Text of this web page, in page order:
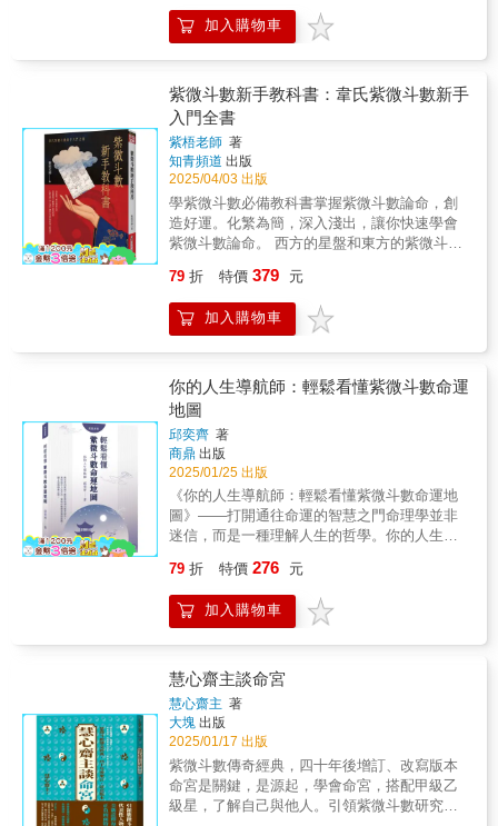
位、四化與能量場，帶你重新認識──原來命盤
不是命，而是一場靈魂的對話劇場。 你會學會
成為別人眼中的成功，而是回到你自己，然後
由你創造出與世界的全新連結。 適合每一位渴
望穩定、想更懂自己、並願意在現實中溫柔覺
醒的人。讀完這本書，你不一定變得更會算
命，但你會更有力量，好好活出屬於自己的那
道光。每一顆星、每一個宮位，都是一種「能
量投影」，紫微可以不只是命理，它可以是覺
察的起點。這本書的誕生，開啟你靈性、命理
與內在觀照間的交錯學習，並引導讀者從能量
的角度出發，學習如何觀察命盤背後的意識動
http://www.pressstore.com.tw/freereading/
加入購物車
紫微斗數新手教科書：韋氏紫微斗數新手
入門全書
紫梧老師 著
知青頻道 出版
2025/04/03 出版
學紫微斗數必備教科書 掌握紫微斗數論命，創
造好運。 化繁為簡，深入淺出，讓你快速學會
紫微斗數論命。 西方的星盤和東方的紫微斗
節具體的東西，例如搬家、車禍、大量的偏
財、政府官司、戀愛走向等。其依憑的是天
象。星盤和紫微斗數都有12宮，把人的一生都
又有無數小磁場，不同的磁場之間相互影響，
便有了傾向性的引導作用。所以人的行為以及
遭遇的吉凶會受星體流轉的影響，從而成為我
們斷事的依據。 命理學認為人為天地之一部
分，天地有其自然運轉的規律，人也必須依從
規律流轉。例如八字，從周易衍生而出。其認
為萬物皆在五行之內，有陰陽之屬。道德經有
言：道生一，一生二，二生三，三生萬物。二
為陰陽，三為天地人。陰陽屬性為一切之源
頭，所以可以通過陰陽屬性，去斷吉凶，評富
79 折 特價 379 元
加入購物車
你的人生導航師：輕鬆看懂紫微斗數命運
地圖
邱奕齊 著
商鼎 出版
2025/01/25 出版
《你的人生導航師：輕鬆看懂紫微斗數命運地
圖》——打開通往命運的智慧之門命理學並非
迷信，而是一種理解人生的哲學。你的人生導
紫微斗數智慧與現代人的需求完美融合，帶領
你找到屬於自己的人生方向。作者邱奕齊博士
擁有英國博士學位，以及超過十年的命理實踐
程。這本書不只是命理指南，更像是一位理解
你、陪伴你的知心好友，幫助你打破對命理的
刻板印象，發掘生活中的更多可能性。邱博士
結合理性與感性，以她的學術背景和豐富的命
理實踐經驗，深入淺出地講解紫微斗數中的星
曜、宮位、四化等複雜概念，讓你在閱讀中輕
鬆上手，理解紫微斗數的奧妙。書中詳盡解析
紫微斗數命盤中的十二宮位與十四主星，幫助
79 折 特價 276 元
加入購物車
慧心齋主談命宮
慧心齋主 著
大塊 出版
2025/01/17 出版
紫微斗數傳奇經典，四十年後增訂、改寫版本
命宮是關鍵，是源起，學會命宮，搭配甲級乙
級星，了解自己與他人。引領紫微斗數研究的